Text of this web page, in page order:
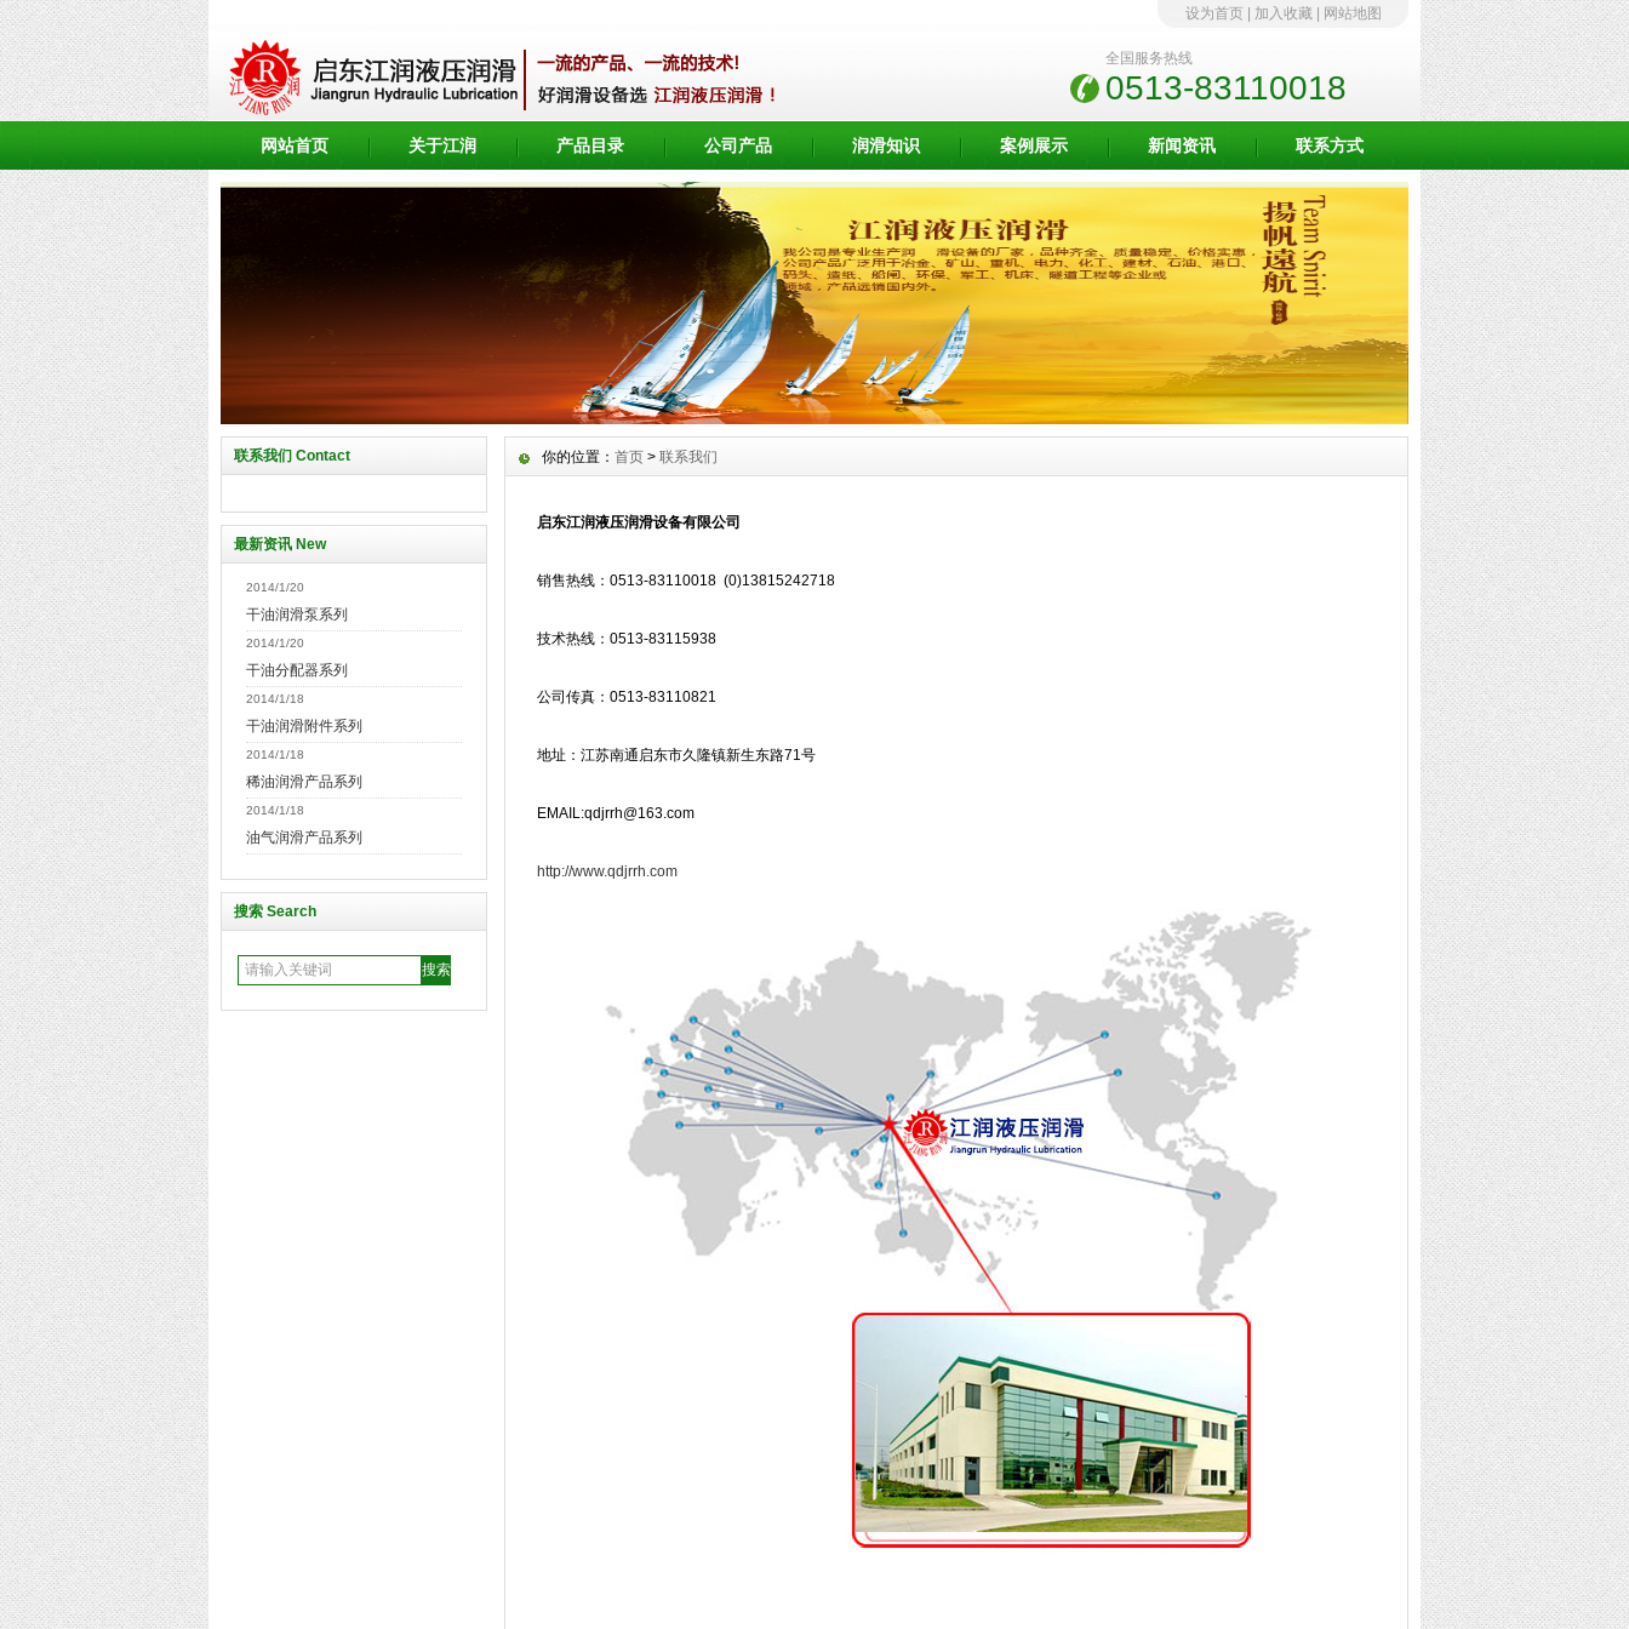
设为首页| 加入收藏| 网站地图
全国服务热线
0513-83110018
网站首页 关于江润 产品目录 公司产品 润滑知识 案例展示 新闻资讯 联系方式
联系我们 Contact
最新资讯 New
2014/1/20
干油润滑泵系列
2014/1/20
干油分配器系列
2014/1/18
干油润滑附件系列
2014/1/18
稀油润滑产品系列
2014/1/18
油气润滑产品系列
搜索 Search
你的位置： 首页 > 联系我们
启东江润液压润滑设备有限公司
销售热线：0513-83110018 (0)13815242718
技术热线：0513-83115938
公司传真：0513-83110821
地址：江苏南通启东市久隆镇新生东路71号
EMAIL:qdjrrh@163.com
http://www.qdjrrh.com